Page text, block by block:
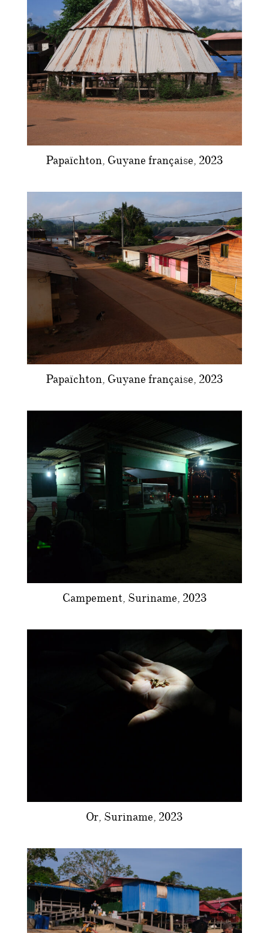
Papaïchton, Guyane française, 2023
Papaïchton, Guyane française, 2023
Campement, Suriname, 2023
Or, Suriname, 2023